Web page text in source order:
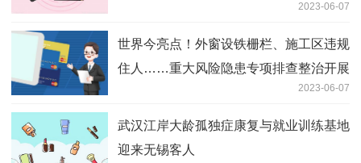
2023-06-07
世界今亮点！外窗设铁栅栏、施工区违规
住人……重大风险隐患专项排查整治开展
2023-06-07
武汉江岸大龄孤独症康复与就业训练基地
迎来无锡客人